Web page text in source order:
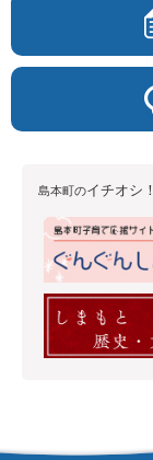
島本町のイチオシ！